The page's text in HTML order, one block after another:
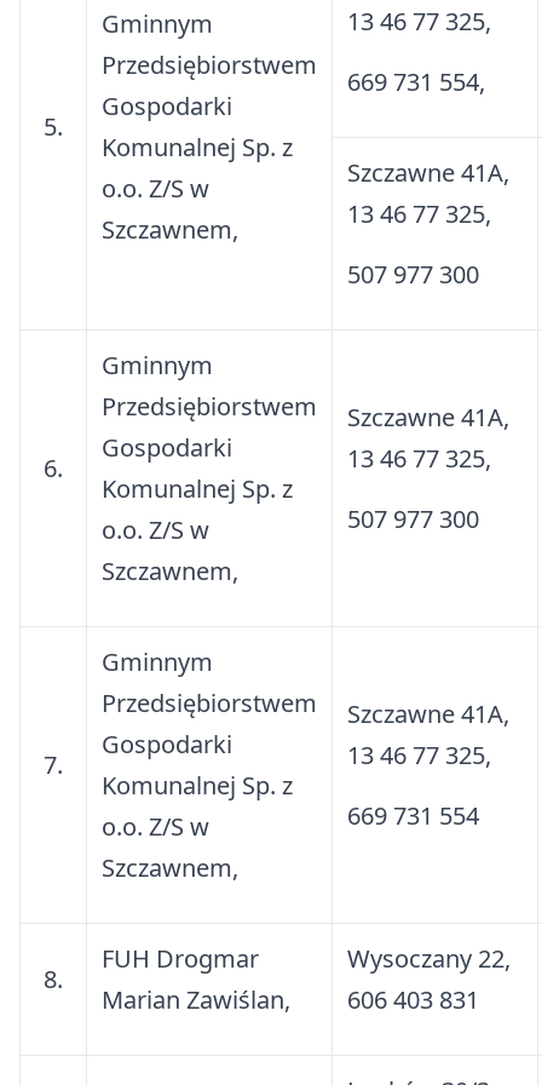
Opróżnianie zbiorników
bezodpływowych
Rejestr działalności regulowanej
Edukacja Ekologiczna
Kontrole w zakresie właściwego
gospodarowania odpadami
zamieszkałych
Łupkowie
Kompendium wiedzy o roślinach
zielarskich oraz propozycje
wycieczek zielarskich
5.
Gminnym
Przedsiębiorstwem
Gospodarki
Komunalnej Sp. z
o.o. Z/S w
Szczawnem,
13 46 77 325,
669 731 554,
Szczawne 41A,
13 46 77 325,
507 977 300
6.
Gminnym
Przedsiębiorstwem
Gospodarki
Komunalnej Sp. z
o.o. Z/S w
Szczawnem,
Szczawne 41A,
13 46 77 325,
507 977 300
7.
Gminnym
Przedsiębiorstwem
Gospodarki
Komunalnej Sp. z
o.o. Z/S w
Szczawnem,
Szczawne 41A,
13 46 77 325,
669 731 554
8.
FUH Drogmar
Marian Zawiślan,
Wysoczany 22,
606 403 831